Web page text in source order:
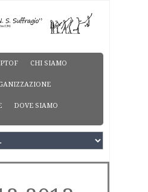
PTOF CHI SIAMO
DOVE SIAMO